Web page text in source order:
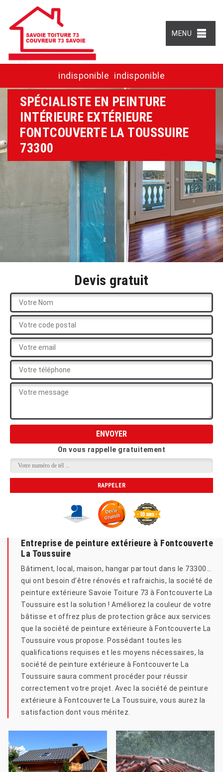
MENU
indisponible indisponible
SPÉCIALISTE EN PEINTURE
INTÉRIEURE EXTÉRIEURE
FONTCOUVERTE LA TOUSSUIRE
73300
Devis gratuit
On vous rappelle gratuitement
Entreprise de peinture extérieure à Fontcouverte
La Toussuire
Bâtiment, local, maison, hangar partout dans le 73300…
qui ont besoin d’être rénovés et rafraichis, la société de
peinture extérieure Savoie Toiture 73 à Fontcouverte La
Toussuire est la solution ! Améliorez la couleur de votre
bâtisse et offrez plus de protection grâce aux services
que la société de peinture extérieure à Fontcouverte La
Toussuire vous propose. Possédant toutes les
qualifications requises et les moyens nécessaires, la
société de peinture extérieure à Fontcouverte La
Toussuire saura comment procéder pour réussir
correctement votre projet. Avec la société de peinture
extérieure à Fontcouverte La Toussuire, vous aurez la
satisfaction dont vous méritez.